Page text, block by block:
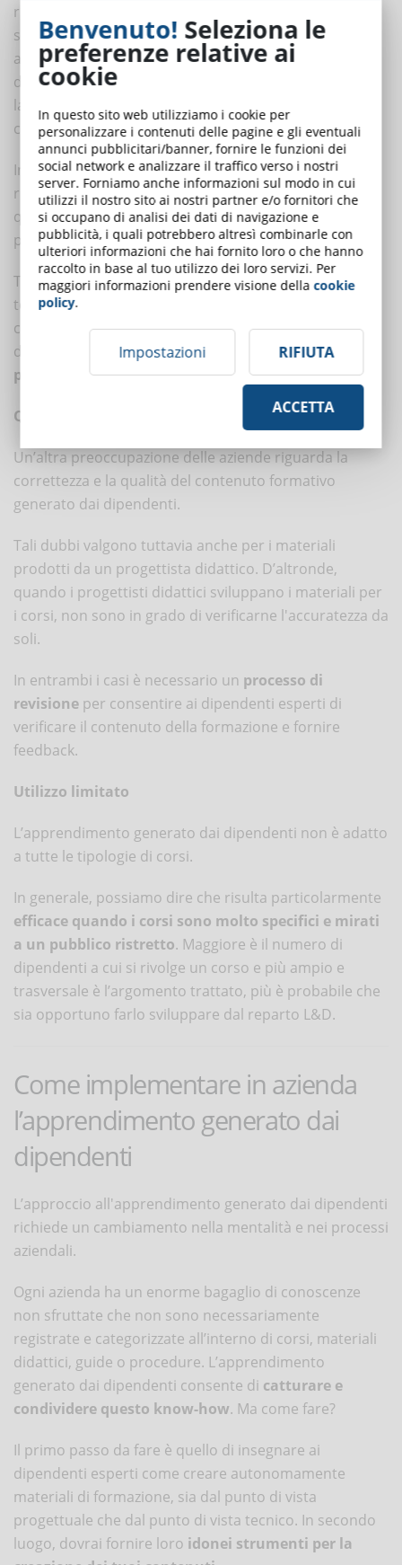
riferimento del reparto L&D quando occorre
sviluppare un nuovo corso. E, come abbiamo visto
all’inizio dell’articolo, i metodi tradizionali di creazione
dei contenuti possono richiedere molto tempo sia per
la fase iniziale di intervista, sia per i processi di
controllo e manutenzione del materiale.
Inoltre, i dipendenti esperti sono anche il punto di
riferimento degli altri colleghi, che si rivolgono
quotidianamente a loro per chiarire dubbi o risolvere
problemi.
Tutte queste attività sono ricorrenti e richiedono
tempo. Pertanto, lo sforzo una tantum per creare i
contenuti formativi consente comunque agli esperti
dell’azienda di
risparmiare molto tempo nel lungo
periodo
Qualità del contenuto
Un’altra preoccupazione delle aziende riguarda la
correttezza e la qualità del contenuto formativo
generato dai dipendenti.
Tali dubbi valgono tuttavia anche per i materiali
prodotti da un progettista didattico. D’altronde,
quando i progettisti didattici sviluppano i materiali per
i corsi, non sono in grado di verificarne l'accuratezza da
soli.
In entrambi i casi è necessario un processo di
revisione per consentire ai dipendenti esperti di
verificare il contenuto della formazione e fornire
feedback.
Utilizzo limitato
L’apprendimento generato dai dipendenti non è adatto
a tutte le tipologie di corsi.
In generale, possiamo dire che risulta particolarmente
efficace quando i corsi sono molto specifici e mirati
a un pubblico ristretto. Maggiore è il numero di
dipendenti a cui si rivolge un corso e più ampio e
trasversale è l’argomento trattato, più è probabile che
sia opportuno farlo sviluppare dal reparto L&D.
Come implementare in azienda
l’apprendimento generato dai
dipendenti
L’approccio all'apprendimento generato dai dipendenti
richiede un cambiamento nella mentalità e nei processi
aziendali.
Ogni azienda ha un enorme bagaglio di conoscenze
non sfruttate che non sono necessariamente
registrate e categorizzate all’interno di corsi, materiali
didattici, guide o procedure. L’apprendimento
generato dai dipendenti consente di catturare e
condividere questo know-how. Ma come fare?
Il primo passo da fare è quello di insegnare ai
dipendenti esperti come creare autonomamente
materiali di formazione, sia dal punto di vista
progettuale che dal punto di vista tecnico. In secondo
luogo, dovrai fornire loro idonei strumenti per la
Benvenuto! Seleziona le
preferenze relative ai
cookie
In questo sito web utilizziamo i cookie per
personalizzare i contenuti delle pagine e gli eventuali
annunci pubblicitari/banner, fornire le funzioni dei
social network e analizzare il traffico verso i nostri
server. Forniamo anche informazioni sul modo in cui
utilizzi il nostro sito ai nostri partner e/o fornitori che
si occupano di analisi dei dati di navigazione e
pubblicità, i quali potrebbero altresì combinarle con
ulteriori informazioni che hai fornito loro o che hanno
raccolto in base al tuo utilizzo dei loro servizi. Per
maggiori informazioni prendere visione dellacookie
policy.
Impostazioni RIFIUTA
ACCETTA